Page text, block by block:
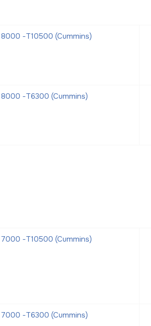
-Т10500 (Cummins)
-Т6300 (Cummins)
-Т10500 (Cummins)
-Т6300 (Cummins)